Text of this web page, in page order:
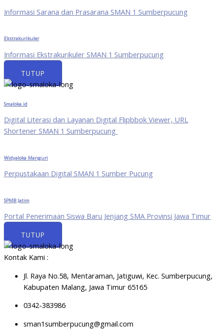
Informasi Sarana dan Prasarana SMAN 1 Sumberpucung
Ekstrakurikuler
Informasi Ekstrakurikuler SMAN 1 Sumberpucung
TUTUP
Smaloka.id
Digital Literasi dan Layanan Digital Flipbbok Viewer, URL
Shortener SMAN 1 Sumberpucung
Widyaloka Manguri
Perpustakaan Digital SMAN 1 Sumber Pucung
SPMB Jatim
Portal Penerimaan Siswa Baru Jenjang SMA Provinsi Jawa Timur
TUTUP
Kontak Kami :
Jl. Raya No.58, Mentaraman, Jatiguwi, Kec. Sumberpucung,
Kabupaten Malang, Jawa Timur 65165
0342-383986
sman1sumberpucung@gmail.com